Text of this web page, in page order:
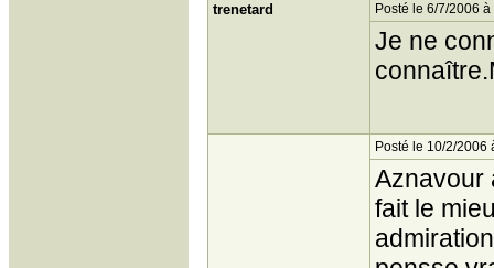
trenetard Posté le 6/7/2006
Je ne
Posté le 10/2/2006
Aznavour
fait le